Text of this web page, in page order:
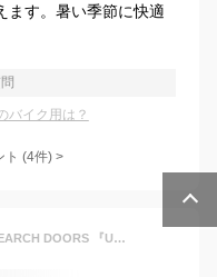
ます。暑い季節に快適
バイク用は？
ト (4件) >
【SALE／10%OFF】URBAN RESEARCH DOORS 『UR TECH DRYLUXE』『イージーケア/速乾/UVカット』ノーカラーブルゾン アーバンリサーチドアーズ ジャケット・アウター ブルゾン・ジャンパー ネイビー【送料無料】